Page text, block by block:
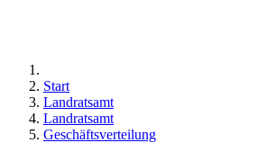
Start
Landratsamt
Landratsamt
Geschäftsverteilung